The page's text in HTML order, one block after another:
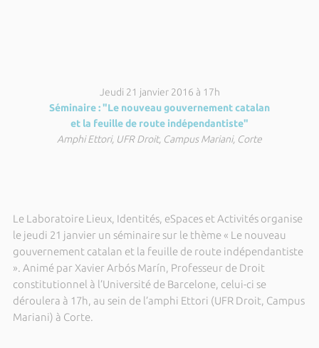
Jeudi 21 janvier 2016 à 17h
Séminaire : "Le nouveau gouvernement catalan
et la feuille de route indépendantiste"
Amphi Ettori, UFR Droit, Campus Mariani, Corte
Le Laboratoire Lieux, Identités, eSpaces et Activités organise
le jeudi 21 janvier un séminaire sur le thème « Le nouveau
gouvernement catalan et la feuille de route indépendantiste
». Animé par Xavier Arbós Marín, Professeur de Droit
constitutionnel à l’Université de Barcelone, celui-ci se
déroulera à 17h, au sein de l’amphi Ettori (UFR Droit, Campus
Mariani) à Corte.